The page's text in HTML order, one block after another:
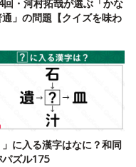
回・河村拓哉が選ぶ「かな
通」の問題【クイズを味わ
」に入る漢字はなに？和同
ズル175